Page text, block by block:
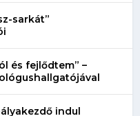
sarkát”
és fejlődtem” –
indul